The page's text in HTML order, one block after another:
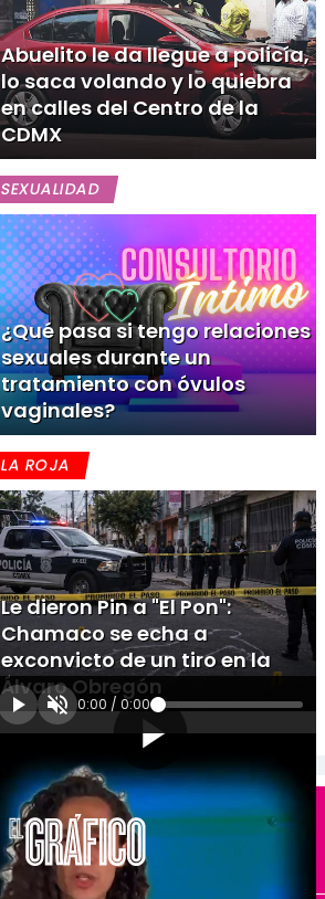
Abuelito le da llegue a policía,
lo saca volando y lo quiebra
en calles del Centro de la
CDMX
SEXUALIDAD
¿Qué pasa si tengo relaciones
sexuales durante un
tratamiento con óvulos
vaginales?
LA ROJA
Le dieron Pin a "El Pon":
Chamaco se echa a
exconvicto de un tiro en la
Álvaro Obregón
0:00 / 0:00
[Publicidad]